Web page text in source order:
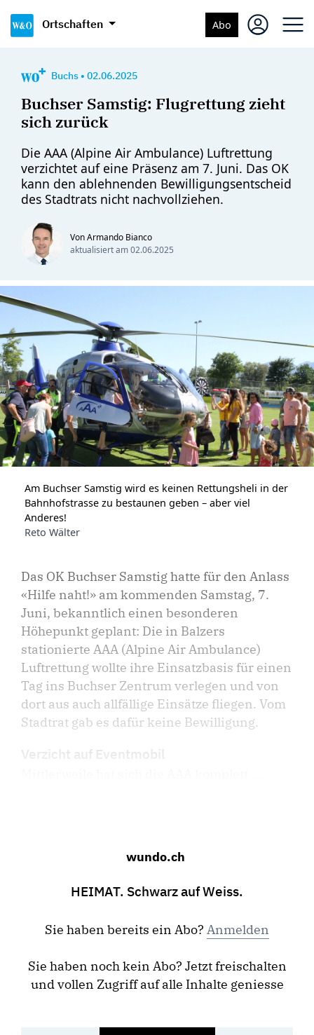
Ortschaften Abo
Buchs • 02.06.2025
Buchser Samstig: Flugrettung zieht
sich zurück
Die AAA (Alpine Air Ambulance) Luftrettung
verzichtet auf eine Präsenz am 7. Juni. Das OK
kann den ablehnenden Bewilligungsentscheid
des Stadtrats nicht nachvollziehen.
Von Armando Bianco
aktualisiert am02.06.2025
Am Buchser Samstig wird es keinen Rettungsheli in der
Bahnhofstrasse zu bestaunen geben – aber viel
Anderes!
Reto Wälter
Das OK Buchser Samstig hatte für den Anlass
«Hilfe naht!» am kommenden Samstag, 7.
Juni, bekanntlich einen besonderen
Höhepunkt geplant: Die in Balzers
stationierte AAA (Alpine Air Ambulance)
Luftrettung wollte ihre Einsatzbasis für einen
Tag ins Buchser Zentrum verlegen und von
dort aus auch allfällige Einsätze fliegen. Vom
Stadtrat gab es dafür keine Bewilligung.
Verzicht auf Eventmobil
wundo.ch
HEIMAT. Schwarz auf Weiss.
Sie haben bereits ein Abo? Anmelden
Sie haben noch kein Abo? Jetzt freischalten
und vollen Zugriff auf alle Inhalte geniesse